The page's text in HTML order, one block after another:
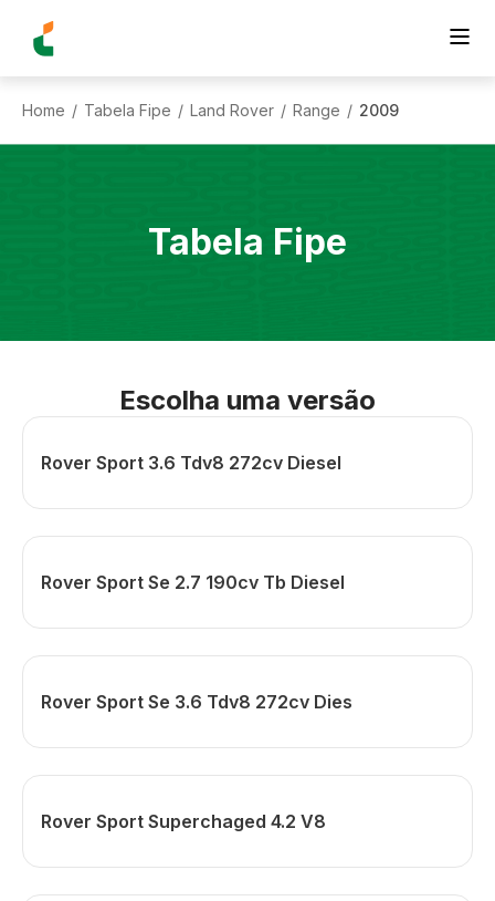
Home / Tabela Fipe / Land Rover / Range / 2009
Tabela Fipe
Escolha uma versão
Rover Sport 3.6 Tdv8 272cv Diesel
Rover Sport Se 2.7 190cv Tb Diesel
Rover Sport Se 3.6 Tdv8 272cv Dies
Rover Sport Superchaged 4.2 V8